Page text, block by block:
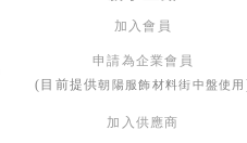
加入會員
申請為企業會員
(目前提供朝陽服飾材料街中盤使用
加入供應商